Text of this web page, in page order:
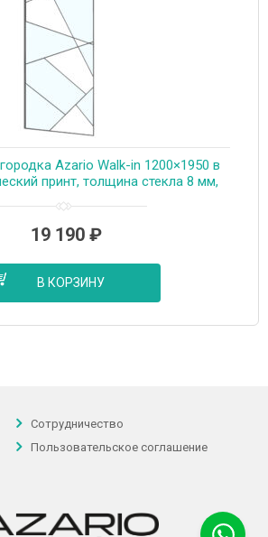
Azario Walk-in 1200×1950 в
принт, толщина стекла 8 мм,
19 190 ₽
В КОРЗИНУ
Сотрудничество
Пользовательское соглашение